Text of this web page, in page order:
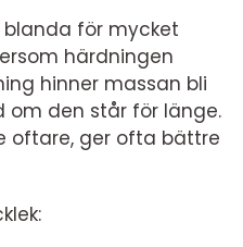
för mycket
härdningen
hinner massan bli
om den står för länge.
oftare, ger ofta bättre